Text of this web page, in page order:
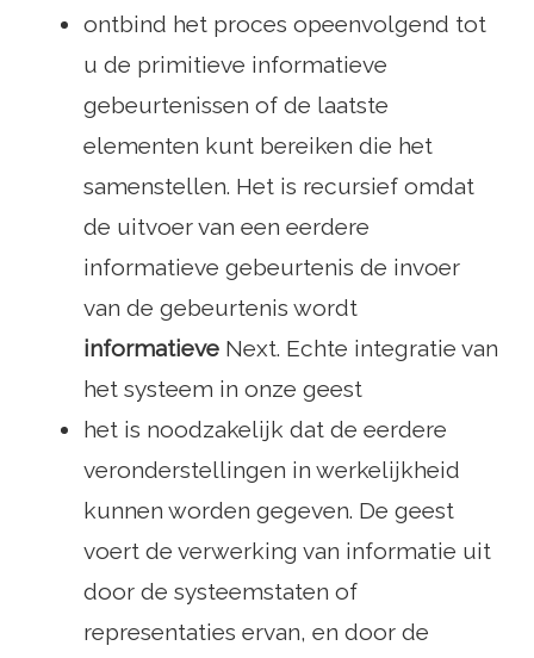
ontbind het proces opeenvolgend tot
u de primitieve informatieve
gebeurtenissen of de laatste
elementen kunt bereiken die het
samenstellen. Het is recursief omdat
de uitvoer van een eerdere
informatieve gebeurtenis de invoer
van de gebeurtenis wordt
informatieve Next. Echte integratie van
het systeem in onze geest
het is noodzakelijk dat de eerdere
veronderstellingen in werkelijkheid
kunnen worden gegeven. De geest
voert de verwerking van informatie uit
door de systeemstaten of
representaties ervan, en door de